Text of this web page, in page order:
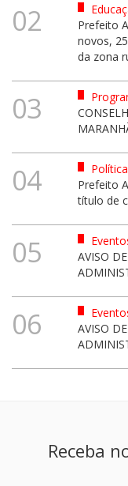
02
Prefeito
novos,
da zona
03
04
Política
Prefeito
título de
05
AVISO
06
AVISO
Receba